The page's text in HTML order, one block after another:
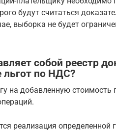
будут считаться
выборка не будет
собой реестр
льгот по НДС?
на добавленную стоимость
реализация определенной